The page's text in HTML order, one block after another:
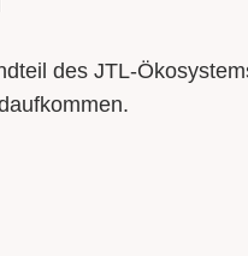
des JTL-